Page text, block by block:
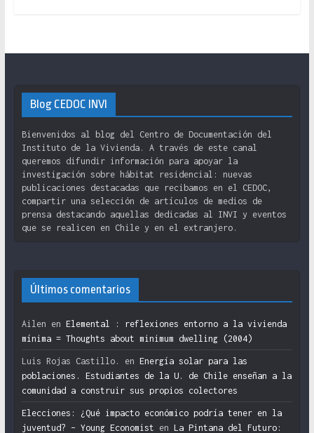
Blog CEDOC INVI
Bienvenidos al blog del Centro de Documentación del
Instituto de la Vivienda. A través de este canal
queremos difundir información para apoyar la
investigación sobre hábitat residencial: nuevas
publicaciones destacadas que recibamos en el CEDOC,
compartir una selección de artículos de medios de
prensa destacando aquellas dedicadas al INVI y eventos
que se realicen en Chile y en el extranjero.
Últimos comentarios
Ailen en Elemental : reflexiones entorno a la vivienda
mínima = Thoughts about minimum dwelling (2004)
Luis Rojas Castillo. en Energía solar para las
poblaciones. Estudiantes de la U. de Chile enseñan a la
comunidad a construir sus propios colectores
Elecciones: ¿Qué impacto económico podría tener en la
juventud? – Young Economist en La Pintana del Futuro: